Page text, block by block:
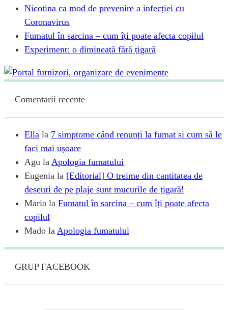
Nicotina ca mod de prevenire a infecției cu
Coronavirus
Fumatul în sarcina – cum îți poate afecta copilul
Experiment: o dimineață fără țigară
Comentarii recente
Ella la 7 simptome când renunți la fumat și cum să le
faci mai ușoare
Agu la Apologia fumatului
Eugenia la [Editorial] O treime din cantitatea de
deșeuri de pe plaje sunt mucurile de țigară!
Maria la Fumatul în sarcina – cum îți poate afecta
copilul
Mado la Apologia fumatului
GRUP FACEBOOK